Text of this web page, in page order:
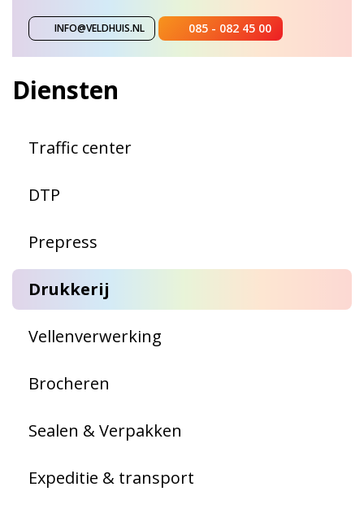
INFO@VELDHUIS.NL 085 - 082 45 00
Diensten
Traffic center
DTP
Prepress
Drukkerij
Vellenverwerking
Brocheren
Sealen & Verpakken
Expeditie & transport